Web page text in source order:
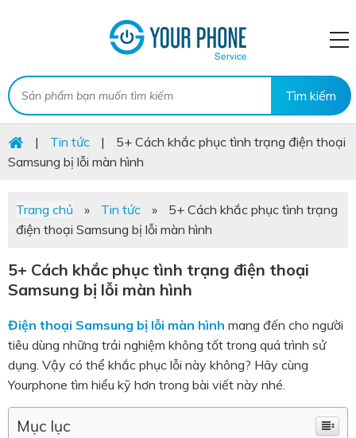
| Tin tức |
5+ Cách khắc phục tình trạng điện thoại
Samsung bị lỗi màn hình
Trang chủ » Tin tức »
5+ Cách khắc phục tình trạng
điện thoại Samsung bị lỗi màn hình
5+ Cách khắc phục tình trạng điện thoại
Samsung bị lỗi màn hình
Điện thoại Samsung bị lỗi màn hình mang đến cho người
tiêu dùng những trải nghiệm không tốt trong quá trình sử
dụng. Vậy có thể khắc phục lỗi này không? Hãy cùng
Yourphone tìm hiểu kỹ hơn trong bài viết này nhé.
Mục lục